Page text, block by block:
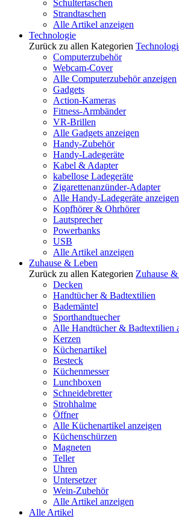
Schultertaschen
Strandtaschen
Alle Artikel anzeigen
Technologie
Zurück zu allen Kategorien
Computerzubehör
Webcam-Cover
Alle Computerzubehör anzeigen
Gadgets
Action-Kameras
Fitness-Armbänder
VR-Brillen
Alle Gadgets anzeigen
Handy-Zubehör
Handy-Ladegeräte
Kabel & Adapter
kabellose Ladegeräte
Zigarettenanzünder-Adapter
Alle Handy-Ladegeräte anzeigen
Kopfhörer & Ohrhörer
Lautsprecher
Powerbanks
USB
Alle Artikel anzeigen
Zuhause & Leben
Zurück zu allen Kategorien Zuhause
Decken
Handtücher & Badtextilien
Bademäntel
Sporthandtuecher
Alle Handtücher & Badtextilien
Kerzen
Küchenartikel
Besteck
Küchenmesser
Lunchboxen
Schneidebretter
Strohhalme
Öffner
Alle Küchenartikel anzeigen
Küchenschürzen
Magneten
Teller
Uhren
Untersetzer
Wein-Zubehör
Alle Artikel anzeigen
Alle Artikel